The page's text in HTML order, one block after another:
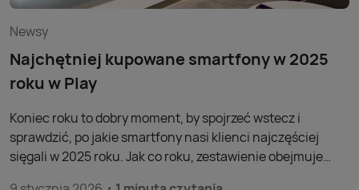
Newsy
Najchętniej kupowane smartfony w 2025
roku w Play
Koniec roku to dobry moment, by spojrzeć wstecz i
sprawdzić, po jakie smartfony nasi klienci najczęściej
sięgali w 2025 roku. Jak co roku, zestawienie obejmuje